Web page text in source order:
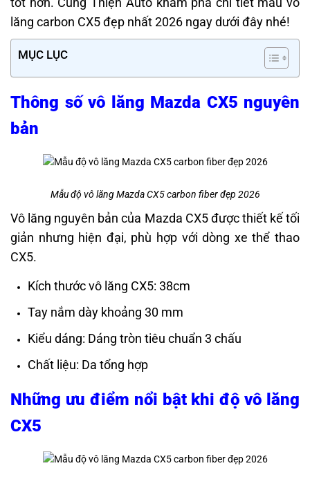
lăng carbon CX5 đẹp nhất 2026 ngay dưới đây nhé!
MỤC LỤC
Thông số vô lăng Mazda CX5 nguyên
bản
Mẫu độ vô lăng Mazda CX5 carbon fiber đẹp 2026
Vô lăng nguyên bản của Mazda CX5 được thiết kế tối
giản nhưng hiện đại, phù hợp với dòng xe thể thao
CX5.
Kích thước vô lăng CX5: 38cm
Tay nắm dày khoảng 30 mm
Kiểu dáng: Dáng tròn tiêu chuẩn 3 chấu
Chất liệu: Da tổng hợp
Những ưu điểm nổi bật khi độ vô lăng
CX5